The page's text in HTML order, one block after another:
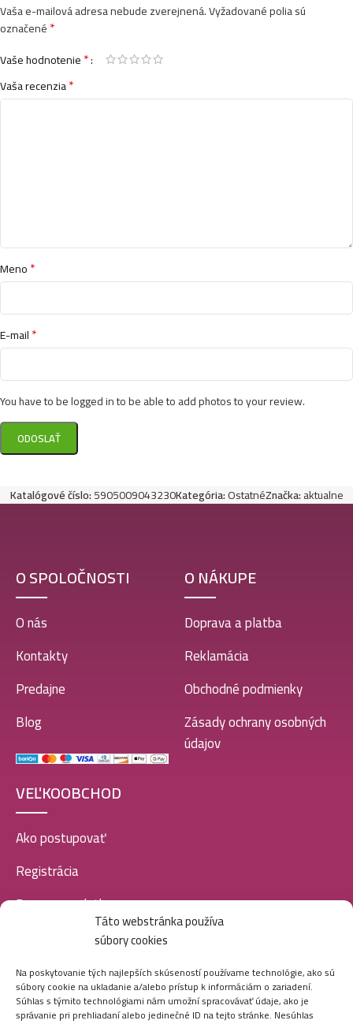
Táto webstránka používa
súbory cookies
Na poskytovanie tých najlepších skúseností používame technológie, ako sú
súbory cookie na ukladanie a/alebo prístup k informáciám o zariadení.
Súhlas s týmito technológiami nám umožní spracovávať údaje, ako je
správanie pri prehliadaní alebo jedinečné ID na tejto stránke. Nesúhlas
Vaša e-mailová adresa nebude zverejnená.Vyžadované polia sú
označené*
Vaše hodnotenie*
Vaša recenzia*
Meno*
E-mail*
You have to be logged in to be able to add photos to your review.
Katalógové číslo:5905009043230Kategória:OstatnéZnačka:aktualne
O SPOLOČNOSTI
O nás
Kontakty
Predajne
Blog
O NÁKUPE
Doprava a platba
Reklamácia
Obchodné podmienky
Zásady ochrany osobných
údajov
VEĽKOOBCHOD
Ako postupovať
Registrácia
Doprava a platba
SOCIÁLNE SIETE